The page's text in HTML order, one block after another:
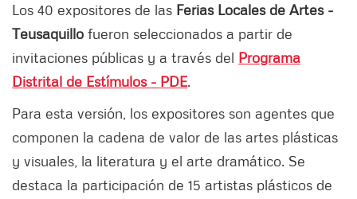
Los 40 expositores de las Ferias Locales de Artes -
Teusaquillo fueron seleccionados a partir de
invitaciones públicas y a través del Programa
Distrital de Estímulos - PDE.
Para esta versión, los expositores son agentes que
componen la cadena de valor de las artes plásticas
y visuales, la literatura y el arte dramático. Se
destaca la participación de 15 artistas plásticos de